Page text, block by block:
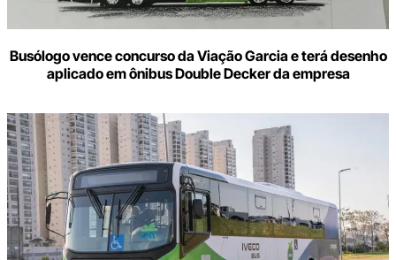
Busólogo vence concurso da Viação Garcia e terá desenho
aplicado em ônibus Double Decker da empresa